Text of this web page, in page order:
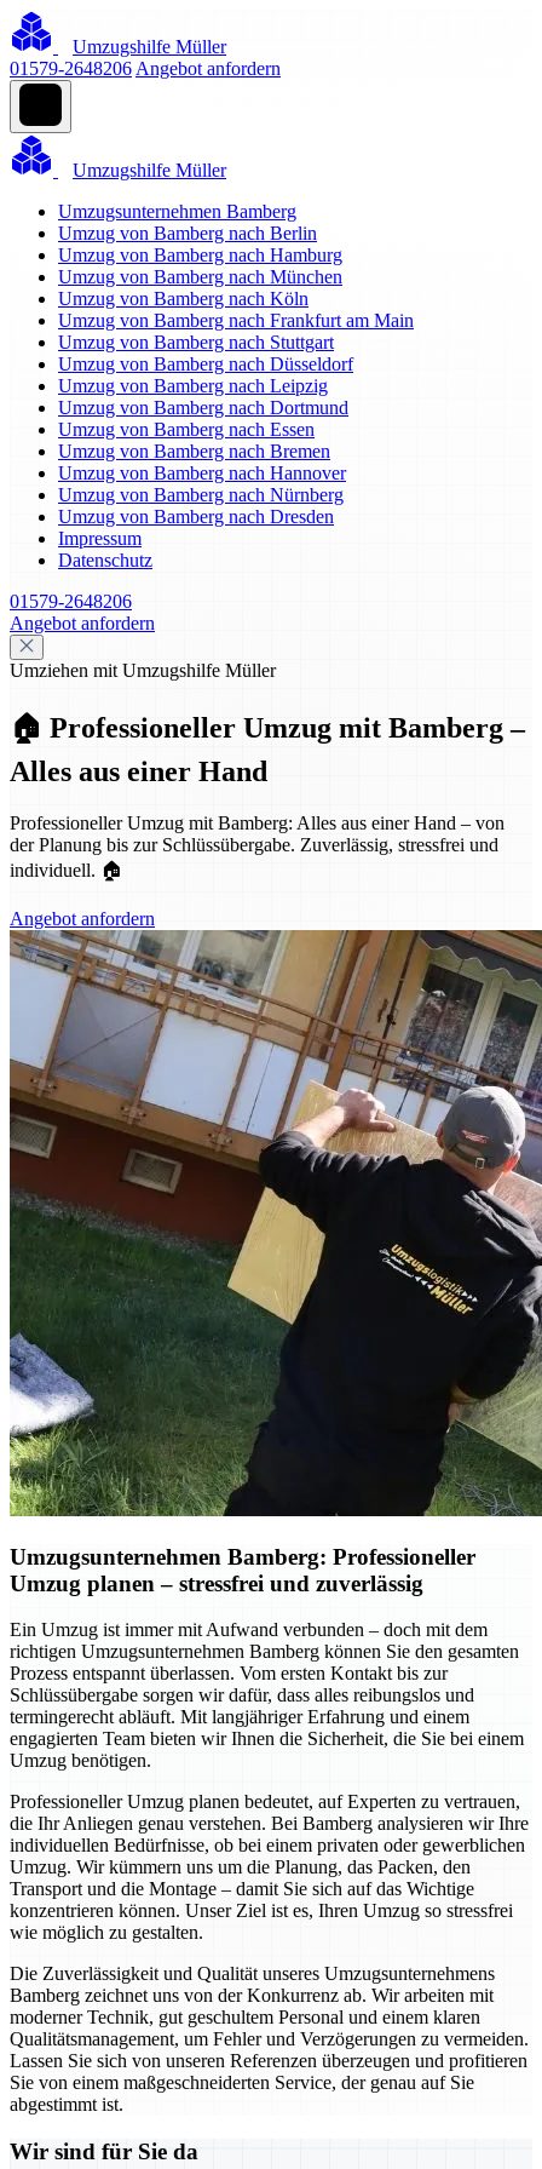
Umzugshilfe Müller
01579-2648206 Angebot anfordern
Umzugshilfe Müller
Umzugsunternehmen Bamberg
Umzug von Bamberg nach Berlin
Umzug von Bamberg nach Hamburg
Umzug von Bamberg nach München
Umzug von Bamberg nach Köln
Umzug von Bamberg nach Frankfurt am Main
Umzug von Bamberg nach Stuttgart
Umzug von Bamberg nach Düsseldorf
Umzug von Bamberg nach Leipzig
Umzug von Bamberg nach Dortmund
Umzug von Bamberg nach Essen
Umzug von Bamberg nach Bremen
Umzug von Bamberg nach Hannover
Umzug von Bamberg nach Nürnberg
Umzug von Bamberg nach Dresden
Impressum
Datenschutz
01579-2648206
Angebot anfordern
Umziehen mit Umzugshilfe Müller
🏠 Professioneller Umzug mit Bamberg –
Alles aus einer Hand
Professioneller Umzug mit Bamberg: Alles aus einer Hand – von
der Planung bis zur Schlüssübergabe. Zuverlässig, stressfrei und
individuell. 🏠
Angebot anfordern
Umzugsunternehmen Bamberg: Professioneller
Umzug planen – stressfrei und zuverlässig
Ein Umzug ist immer mit Aufwand verbunden – doch mit dem
richtigen Umzugsunternehmen Bamberg können Sie den gesamten
Prozess entspannt überlassen. Vom ersten Kontakt bis zur
Schlüssübergabe sorgen wir dafür, dass alles reibungslos und
termingerecht abläuft. Mit langjähriger Erfahrung und einem
engagierten Team bieten wir Ihnen die Sicherheit, die Sie bei einem
Umzug benötigen.
Professioneller Umzug planen bedeutet, auf Experten zu vertrauen,
die Ihr Anliegen genau verstehen. Bei Bamberg analysieren wir Ihre
individuellen Bedürfnisse, ob bei einem privaten oder gewerblichen
Umzug. Wir kümmern uns um die Planung, das Packen, den
Transport und die Montage – damit Sie sich auf das Wichtige
konzentrieren können. Unser Ziel ist es, Ihren Umzug so stressfrei
wie möglich zu gestalten.
Die Zuverlässigkeit und Qualität unseres Umzugsunternehmens
Bamberg zeichnet uns von der Konkurrenz ab. Wir arbeiten mit
moderner Technik, gut geschultem Personal und einem klaren
Qualitätsmanagement, um Fehler und Verzögerungen zu vermeiden.
Lassen Sie sich von unseren Referenzen überzeugen und profitieren
Sie von einem maßgeschneiderten Service, der genau auf Sie
abgestimmt ist.
Wir sind für Sie da